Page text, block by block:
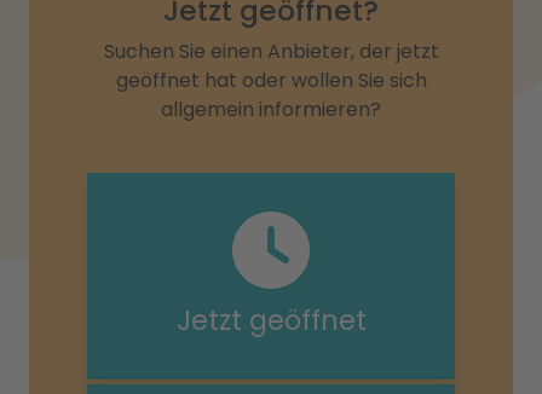
Jetzt geöffnet?
Suchen Sie einen Anbieter, der jetzt
geöffnet hat oder wollen Sie sich
allgemein informieren?
Jetzt geöffnet